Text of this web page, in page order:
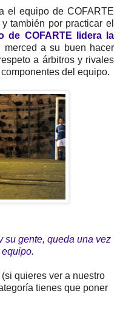
el equipo de COFARTE
también por practicar el
de COFARTE lidera la
merced a su buen hacer
a árbitros y rivales
del equipo.
su gente, queda una vez
(si quieres ver a nuestro
tienes que poner